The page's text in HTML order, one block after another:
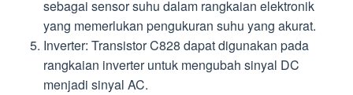
sebagai sensor suhu dalam rangkaian elektronik
yang memerlukan pengukuran suhu yang akurat.
Inverter: Transistor C828 dapat digunakan pada
rangkaian inverter untuk mengubah sinyal DC
menjadi sinyal AC.